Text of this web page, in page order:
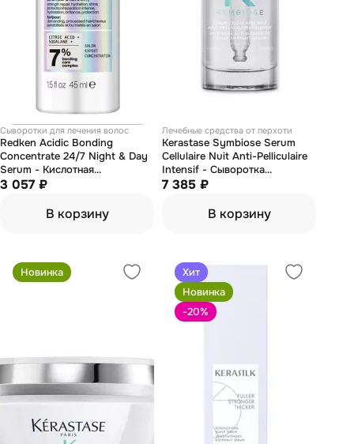
Сыворотки для лечения волос
Redken Acidic Bonding
Concentrate 24/7 Night & Day
Serum - Кислотная
укрепляющая сыворотка для
волосами 45 мл
3 057 ₽
В корзину
Лечебные средства от перхоти
Kerastase Symbiose Serum
Cellulaire Nuit Anti-Pelliculaire
Intensif - Сыворотка
интенсивная ночная для
7 385 ₽
В корзину
Новинка
Хит
Новинка
-20%